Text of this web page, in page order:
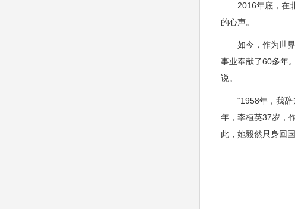
2016年底，在北
的心声。
如今，作为世界
事业奉献了60多年
说。
“1958年，我辞
年，李桓英37岁，
此，她毅然只身回国